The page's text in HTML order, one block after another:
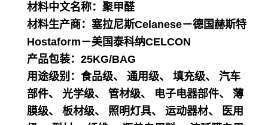
材料中文名称：聚甲醛
材料生产商：塞拉尼斯Celanese－德国赫斯特
Hostaform－美国泰科纳CELCON
产品包装：25KG/BAG
用途级别： 食品级、 通用级、 填充级、 汽车
部件、 光学级、 管材级、 电子电器部件、 薄
膜级、 板材级、 照明灯具、 运动器材、 医用